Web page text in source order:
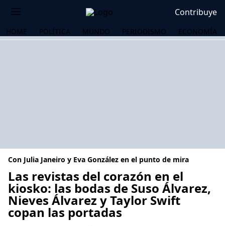
Contribuye
HOME POLÍTICA MUNDO PERIODISMO ECONOMÍA
Con Julia Janeiro y Eva González en el punto de mira
Las revistas del corazón en el
kiosko: las bodas de Suso Álvarez,
Nieves Álvarez y Taylor Swift
copan las portadas